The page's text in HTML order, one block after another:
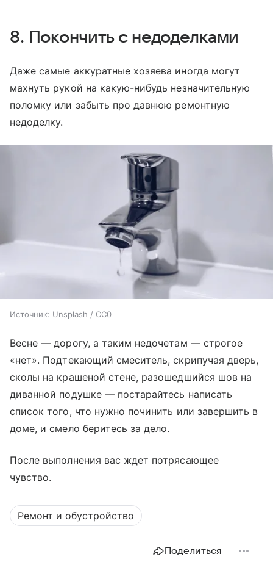
8. Покончить с недоделками
Даже самые аккуратные хозяева иногда могут
махнуть рукой на какую-нибудь незначительную
поломку или забыть про давнюю ремонтную
недоделку.
Источник: Unsplash / CC0
Весне — дорогу, а таким недочетам — строгое
«нет». Подтекающий смеситель, скрипучая дверь,
сколы на крашеной стене, разошедшийся шов на
диванной подушке — постарайтесь написать
список того, что нужно починить или завершить в
доме, и смело беритесь за дело.
После выполнения вас ждет потрясающее
чувство.
Ремонт и обустройство
Поделиться